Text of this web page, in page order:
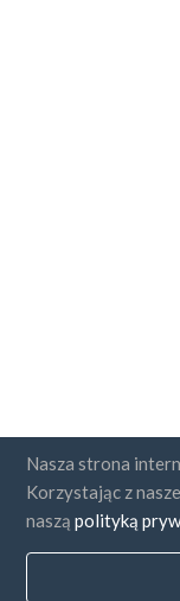
Nasza strona
Korzystając z
nasząpolityką